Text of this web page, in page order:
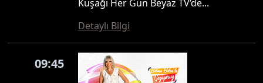
Kuşağı Her Gün Beyaz TV’de...
Detaylı Bilgi
09:45